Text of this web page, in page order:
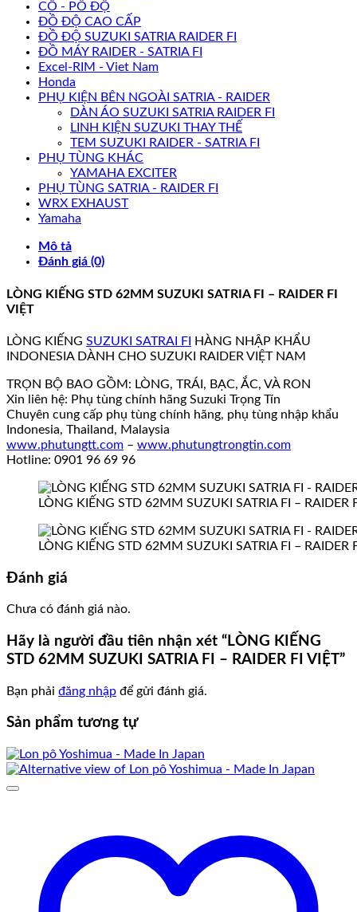
CỔ - PÔ ĐỘ
ĐỒ ĐỘ CAO CẤP
ĐỒ ĐỘ SUZUKI SATRIA RAIDER FI
ĐỒ MÁY RAIDER - SATRIA FI
Excel-RIM - Viet Nam
Honda
PHỤ KIỆN BÊN NGOÀI SATRIA - RAIDER
DÀN ÁO SUZUKI SATRIA RAIDER FI
LINH KIỆN SUZUKI THAY THẾ
TEM SUZUKI RAIDER - SATRIA FI
PHỤ TÙNG KHÁC
YAMAHA EXCITER
PHỤ TÙNG SATRIA - RAIDER FI
WRX EXHAUST
Yamaha
Mô tả
Đánh giá (0)
LÒNG KIẾNG STD 62MM SUZUKI SATRIA FI – RAIDER FI
VIỆT
LÒNG KIẾNG SUZUKI SATRAI FI
HÀNG NHẬP KHẨU
INDONESIA DÀNH CHO SUZUKI RAIDER VIỆT NAM
TRỌN BỘ BAO GỒM: LÒNG, TRÁI, BẠC, ẮC, VÀ RON
Xin liên hệ: Phụ tùng chính hãng Suzuki Trọng Tín
Chuyên cung cấp phụ tùng chính hãng, phụ tùng nhập khẩu
Indonesia, Thailand, Malaysia
www.phutungtt.com – www.phutungtrongtin.com
Hotline: 0901 96 69 96
LÒNG KIẾNG STD 62MM SUZUKI SATRIA FI – RAIDER
LÒNG KIẾNG STD 62MM SUZUKI SATRIA FI – RAIDER
Đánh giá
Chưa có đánh giá nào.
Hãy là người đầu tiên nhận xét “LÒNG KIẾNG
STD 62MM SUZUKI SATRIA FI – RAIDER FI VIỆT”
Bạn phải đăng nhập để gửi đánh giá.
Sản phẩm tương tự